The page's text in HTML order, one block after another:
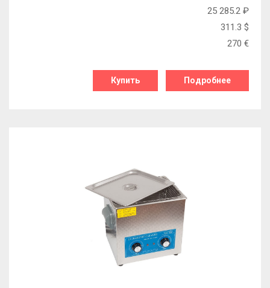
25 285.2 ₽
311.3 $
270 €
Купить Подробнее